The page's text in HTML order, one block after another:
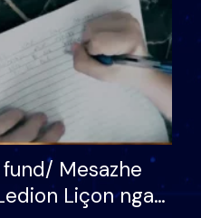
Mesazhe
Liçon nga